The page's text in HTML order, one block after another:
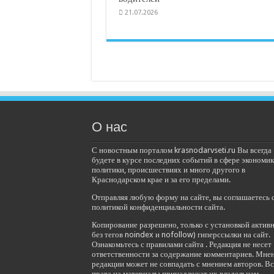
21.07.2026
О нас
С новостным порталом krasnodarvseti.ru Вы всегда
будете в курсе последних событий в сфере
политики, происшествиях и много другого в
Краснодарском крае и за его пределами.
Отправляя любую форму на сайте, вы соглашаетесь
политикой конфиденциальности сайта.
Копирование разрешено, только с установкой
без тегов noindex и nofollow) гиперссылки на сайт.
Ознакомьтесь с правилами сайта . Редакция не несет
ответственности за содержание комментариев.
редакции может не совпадать с мнением авторов.